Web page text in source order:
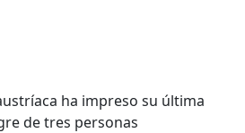
ha impreso su última
de tres personas